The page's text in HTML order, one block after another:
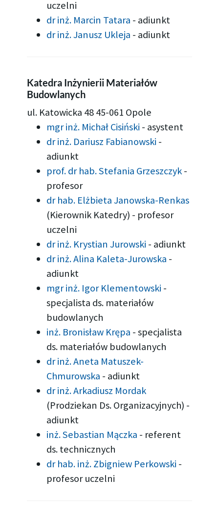
uczelni
dr inż. Marcin Tatara - adiunkt
dr inż. Janusz Ukleja - adiunkt
Katedra Inżynierii Materiałów
Budowlanych
ul. Katowicka 48 45-061 Opole
mgr inż. Michał Cisiński - asystent
dr inż. Dariusz Fabianowski -
adiunkt
prof. dr hab. Stefania Grzeszczyk-
profesor
dr hab. Elżbieta Janowska-Renkas
(Kierownik Katedry) - profesor
uczelni
dr inż. Krystian Jurowski - adiunkt
dr inż. Alina Kaleta-Jurowska -
adiunkt
mgr inż. Igor Klementowski -
specjalista ds. materiałów
budowlanych
inż. Bronisław Krępa -specjalista
ds. materiałów budowlanych
dr inż. Aneta Matuszek-
Chmurowska - adiunkt
dr inż. Arkadiusz Mordak
(Prodziekan Ds. Organizacyjnych) -
adiunkt
inż. Sebastian Mączka - referent
ds. technicznych
dr hab. inż. Zbigniew Perkowski -
profesor uczelni